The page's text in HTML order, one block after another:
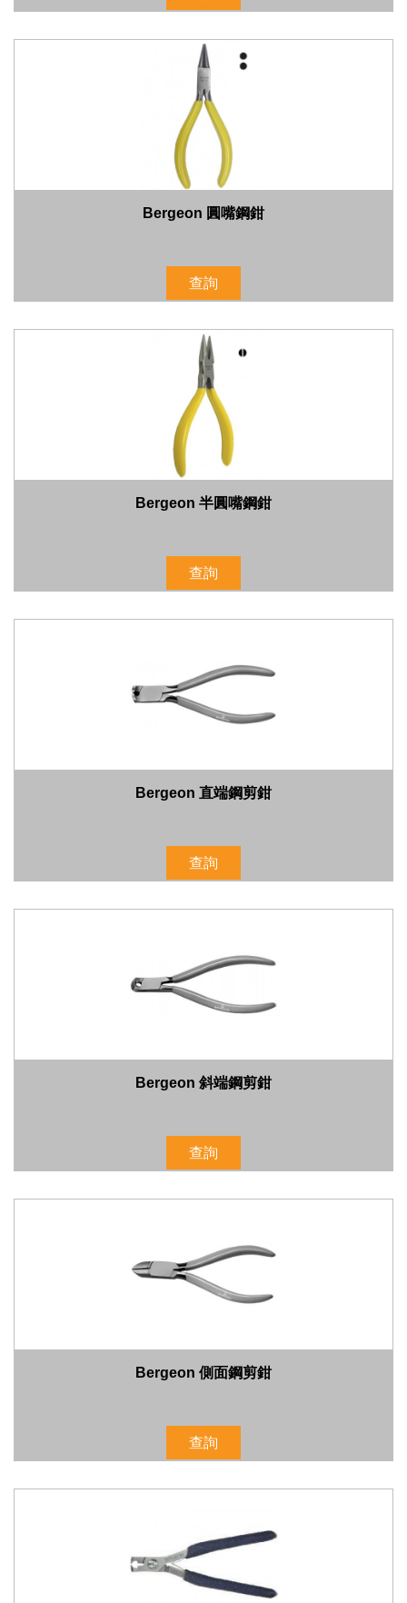
Bergeon 圓嘴鋼鉗
查詢
Bergeon 半圓嘴鋼鉗
查詢
Bergeon 直端鋼剪鉗
查詢
Bergeon 斜端鋼剪鉗
查詢
Bergeon 側面鋼剪鉗
查詢